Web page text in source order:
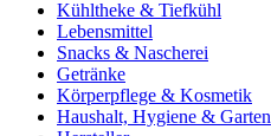
Kühltheke & Tiefkühl
Lebensmittel
Snacks & Nascherei
Getränke
Körperpflege & Kosmetik
Haushalt, Hygiene & Garten